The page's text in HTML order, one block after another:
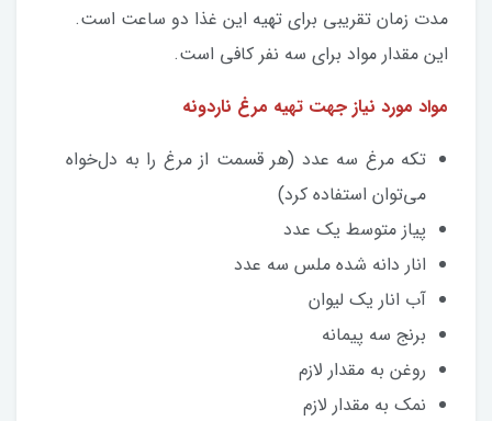
مدت زمان تقریبی برای تهیه این غذا دو ساعت است.
این مقدار مواد برای سه نفر کافی است.
مواد مورد نیاز جهت تهیه مرغ ناردونه
تکه مرغ سه عدد (هر قسمت از مرغ را به دل‌خواه
می‌توان استفاده کرد)
پیاز متوسط یک عدد
انار دانه شده ملس سه عدد
آب انار یک لیوان
برنج سه پیمانه
روغن به مقدار لازم
نمک به مقدار لازم